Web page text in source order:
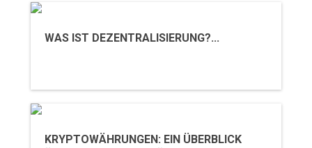
WAS IST DEZENTRALISIERUNG?...
KRYPTOWÄHRUNGEN: EIN ÜBERBLICK